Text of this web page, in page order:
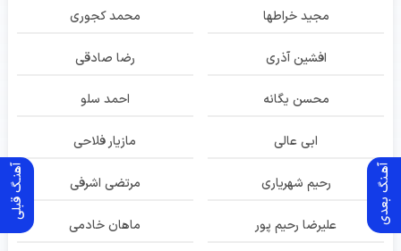
آهنـگ قبلی آهـنگ بعدی
مجید خراطها محمد کجوری
افشین آذری رضا صادقی
محسن یگانه احمد سلو
ابی عالی مازیار فلاحی
رحیم شهریاری مرتضی اشرفی
علیرضا رحیم پور ماهان خادمی